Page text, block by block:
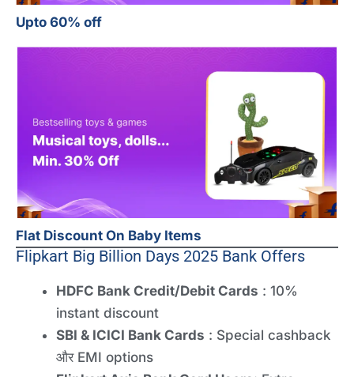
Upto 60% off
Flat Discount On Baby Items
Flipkart Big Billion Days 2025 Bank Offers
HDFC Bank Credit/Debit Cards : 10%
instant discount
SBI & ICICI Bank Cards : Special cashback
और EMI options